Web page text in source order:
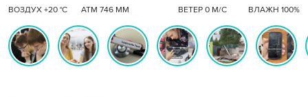
ВОЗДУХ +20 °C АТМ 746 ММ ВЕТЕР 0 М/С ВЛАЖН 100%